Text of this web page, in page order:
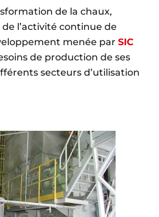
de la chaux,
de l’activité continue de
menée par SIC
de production de ses
secteurs d’utilisation